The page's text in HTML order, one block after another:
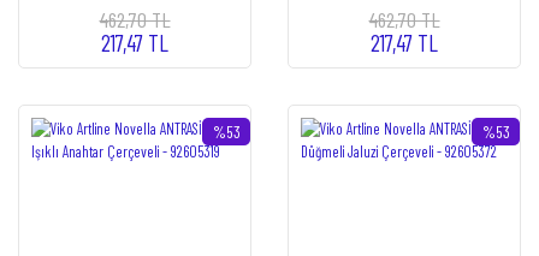
462,70 TL
217,47 TL
462,70 TL
217,47 TL
%53 %53